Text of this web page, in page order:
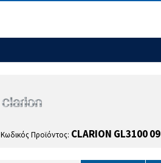
Κωδικός Προϊόντος: CLARION GL3100 09